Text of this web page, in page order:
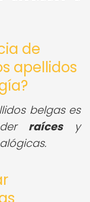
de
apellidos
belgas es
raícesy